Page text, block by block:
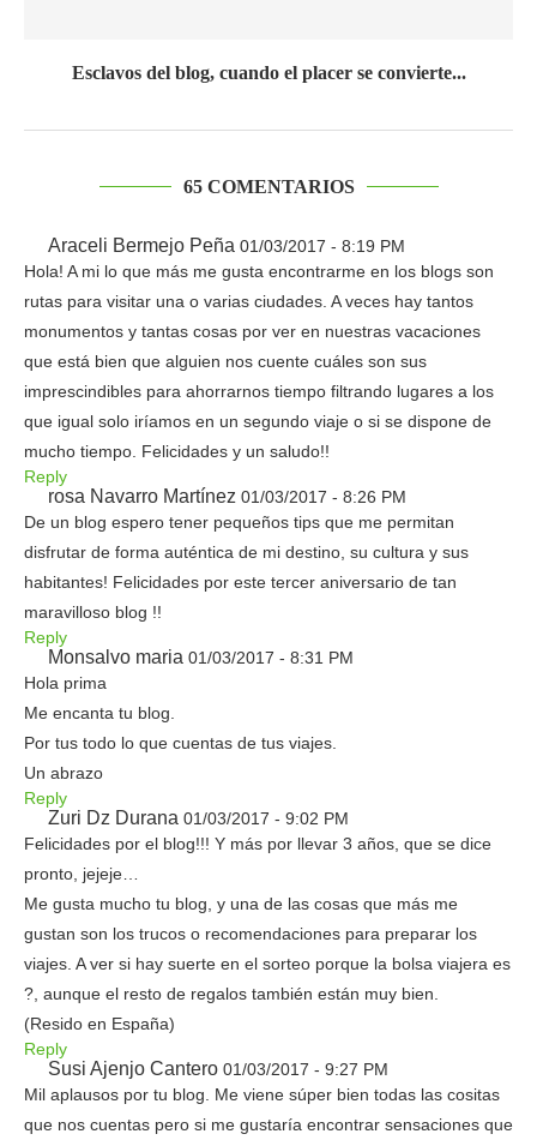
Esclavos del blog, cuando el placer se convierte...
65 COMENTARIOS
Araceli Bermejo Peña 01/03/2017 - 8:19 PM
Hola! A mi lo que más me gusta encontrarme en los blogs son
rutas para visitar una o varias ciudades. A veces hay tantos
monumentos y tantas cosas por ver en nuestras vacaciones
que está bien que alguien nos cuente cuáles son sus
imprescindibles para ahorrarnos tiempo filtrando lugares a los
que igual solo iríamos en un segundo viaje o si se dispone de
mucho tiempo. Felicidades y un saludo!!
Reply
rosa Navarro Martínez 01/03/2017 - 8:26 PM
De un blog espero tener pequeños tips que me permitan
disfrutar de forma auténtica de mi destino, su cultura y sus
habitantes! Felicidades por este tercer aniversario de tan
maravilloso blog !!
Reply
Monsalvo maria 01/03/2017 - 8:31 PM
Hola prima
Me encanta tu blog.
Por tus todo lo que cuentas de tus viajes.
Un abrazo
Reply
Zuri Dz Durana 01/03/2017 - 9:02 PM
Felicidades por el blog!!! Y más por llevar 3 años, que se dice
pronto, jejeje…
Me gusta mucho tu blog, y una de las cosas que más me
gustan son los trucos o recomendaciones para preparar los
viajes. A ver si hay suerte en el sorteo porque la bolsa viajera es
?, aunque el resto de regalos también están muy bien.
(Resido en España)
Reply
Susi Ajenjo Cantero 01/03/2017 - 9:27 PM
Mil aplausos por tu blog. Me viene súper bien todas las cositas
que nos cuentas pero si me gustaría encontrar sensaciones que